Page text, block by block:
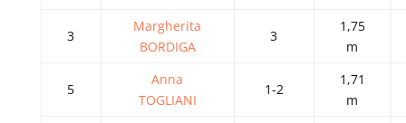
3
Margherita
BORDIGA
3
1,75
m
5
Anna
TOGLIANI
1-2
1,71
m